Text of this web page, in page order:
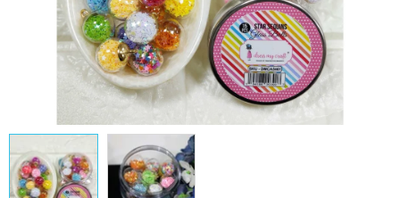
Doprava Kontakty Moje objednávka
Oblíbené ♥️
Hodnocení obchodu
Obchodní podmínky
Podmínky ochrany osobních údajů
Ověřování recenzí
Jak nakupovat